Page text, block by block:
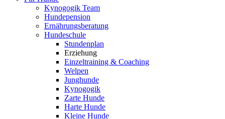
Kynogogik Team
Hundepension
Ernährungsberatung
Hundeschule
Stundenplan
Erziehung
Einzeltraining & Coaching
Welpen
Junghunde
Kynogogik
Zarte Hunde
Harte Hunde
Kleine Hunde